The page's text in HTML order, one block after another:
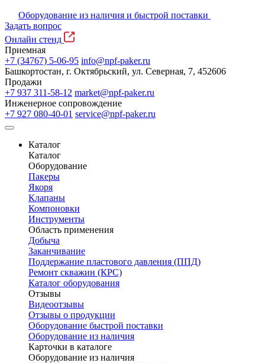
Оборудование из наличия и быстрой поставки
Задать вопрос
Онлайн стенд
Приемная
+7 (34767) 5-06-95 info@npf-paker.ru
Башкортостан, г. Октябрьский, ул. Северная, 7, 452606
Продажи
+7 937 311-58-12 market@npf-paker.ru
Инженерное сопровождение
+7 927 080-40-01 service@npf-paker.ru
Каталог
Каталог
Оборудование
Пакеры
Якоря
Клапаны
Компоновки
Инструменты
Область применения
Добыча
Заканчивание
Поддержание пластового давления (ППД)
Ремонт скважин (КРС)
Каталог оборудования
Отзывы
Видеоотзывы
Отзывы о продукции
Оборудование быстрой поставки
Оборудование из наличия
Карточки в каталоге
Оборудование из наличия